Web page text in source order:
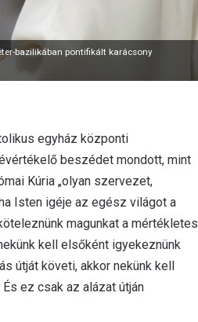
bazilikában pontifikált karácsony
egyház központi
beszédet mondott, mint
Kúria „olyan szervezet,
Isten igéje az egész világot a
magunkat a mértékletes
kell elsőként igyekeznünk
útját követi, akkor nekünk kell
ez csak az alázat útján